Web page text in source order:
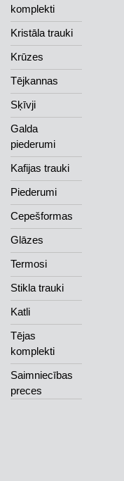
komplekti
Kristāla trauki
Krūzes
Tējkannas
Sķīvji
Galda
piederumi
Kafijas trauki
Piederumi
Cepešformas
Glāzes
Termosi
Stikla trauki
Katli
Tējas
komplekti
Saimniecības
preces